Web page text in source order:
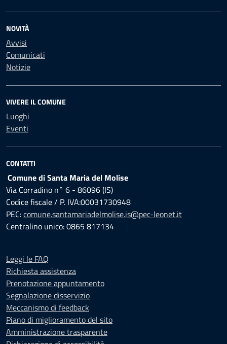
NOVITÀ
Avvisi
Comunicati
Notizie
VIVERE IL COMUNE
Luoghi
Eventi
CONTATTI
Comune di Santa Maria del Molise
Via Corradino n° 6 - 86096 (IS)
Codice fiscale / P. IVA:00031730948
PEC:comune.santamariadelmolise.is@pec-leonet.it
Centralino unico: 0865 817134
Leggi le FAQ
Richiesta assistenza
Prenotazione appuntamento
Segnalazione disservizio
Meccanismo di feedback
Piano di miglioramento del sito
Amministrazione trasparente